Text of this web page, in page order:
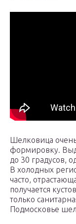
Шелковица
формировку.
до 30 градусов,
В холодных
часто,
получается
только
Подмосковье